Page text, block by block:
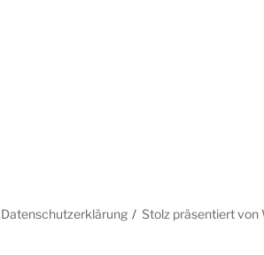
Datenschutzerklärung Stolz präsentiert von